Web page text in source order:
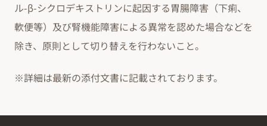
ル-β-シクロデキストリンに起因する胃腸障害（下痢、
軟便等）及び腎機能障害による異常を認めた場合などを
除き、原則として切り替えを行わないこと。
※詳細は最新の添付文書に記載されております。